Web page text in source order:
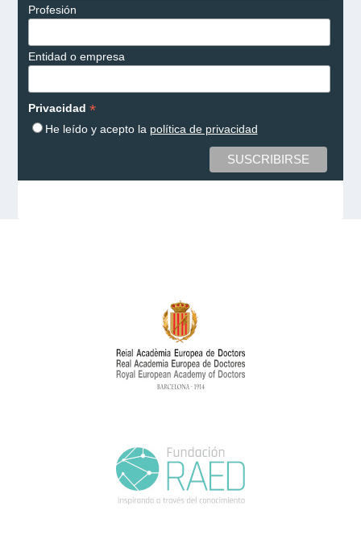
Profesión
Entidad o empresa
Privacidad *
He leído y acepto la política de privacidad